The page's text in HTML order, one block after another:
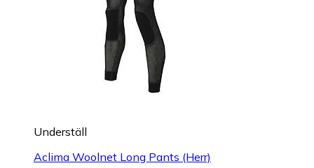
Underställ
Aclima Woolnet Long Pants (Herr)